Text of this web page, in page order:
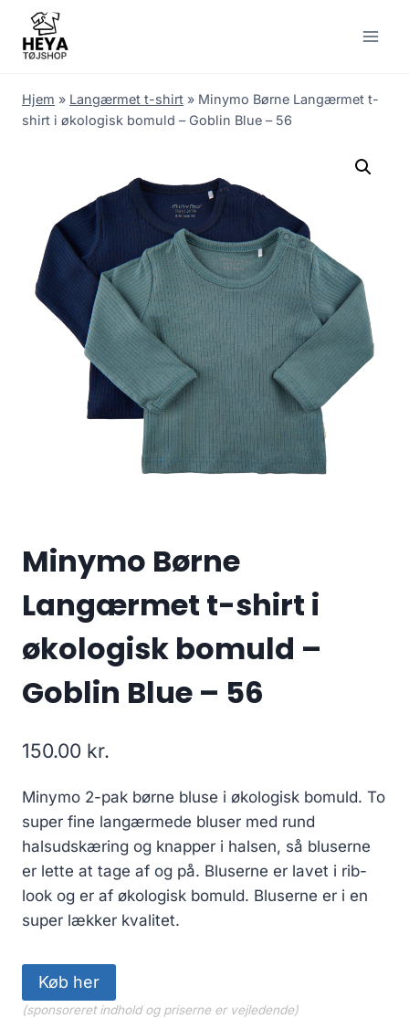
content
Hjem » Langærmet t-shirt » Minymo Børne Langærmet t-
shirt i økologisk bomuld – Goblin Blue – 56
Minymo Børne
Langærmet t-shirt i
økologisk bomuld –
Goblin Blue – 56
150.00 kr.
Minymo 2-pak børne bluse i økologisk bomuld. To
super fine langærmede bluser med rund
halsudskæring og knapper i halsen, så bluserne
er lette at tage af og på. Bluserne er lavet i rib-
look og er af økologisk bomuld. Bluserne er i en
super lækker kvalitet.
Køb her
(sponsoreret indhold og priserne er vejledende)